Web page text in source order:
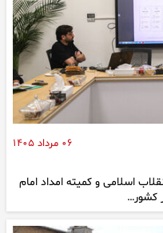
۰۶ مرداد ۱۴۰۵
اسلامی و کمیته امداد امام
کشور…